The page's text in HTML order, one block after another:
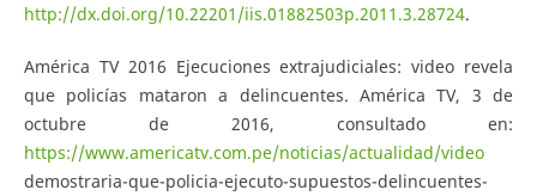
http://dx.doi.org/10.22201/iis.01882503p.2011.3.28724.
América TV 2016 Ejecuciones extrajudiciales: video revela
que policías mataron a delincuentes. América TV, 3 de
octubre de 2016, consultado en:
https://www.americatv.com.pe/noticias/actualidad/video
demostraria-que-policia-ejecuto-supuestos-delincuentes-